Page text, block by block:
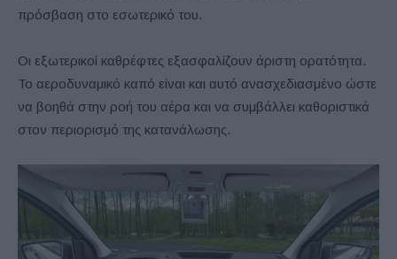
πρόσβαση στο εσωτερικό του.
Οι εξωτερικοί καθρέφτες εξασφαλίζουν άριστη ορατότητα.
Το αεροδυναμικό καπό είναι και αυτό ανασχεδιασμένο ώστε
να βοηθά στην ροή του αέρα και να συμβάλλει καθοριστικά
στον περιορισμό της κατανάλωσης.